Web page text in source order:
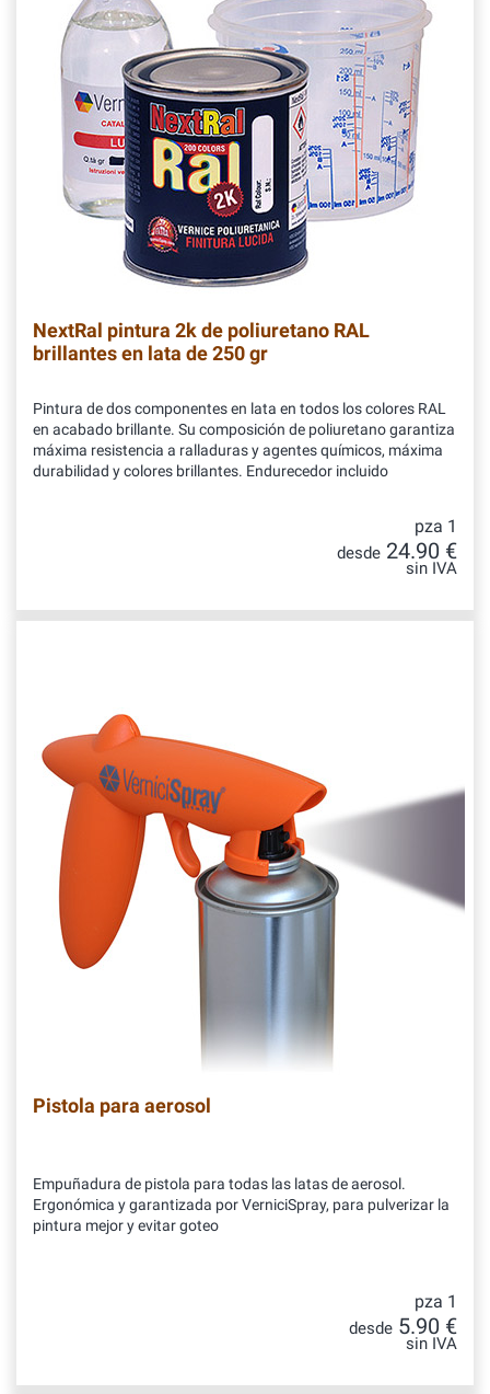
NextRal pintura 2k de poliuretano RAL
brillantes en lata de 250 gr
Pintura de dos componentes en lata en todos los colores RAL
en acabado brillante. Su composición de poliuretano garantiza
máxima resistencia a ralladuras y agentes químicos, máxima
durabilidad y colores brillantes. Endurecedor incluido
pza 1
desde 24.90 €
sin IVA
Pistola para aerosol
Empuñadura de pistola para todas las latas de aerosol.
Ergonómica y garantizada por VerniciSpray, para pulverizar la
pintura mejor y evitar goteo
pza 1
desde 5.90 €
sin IVA